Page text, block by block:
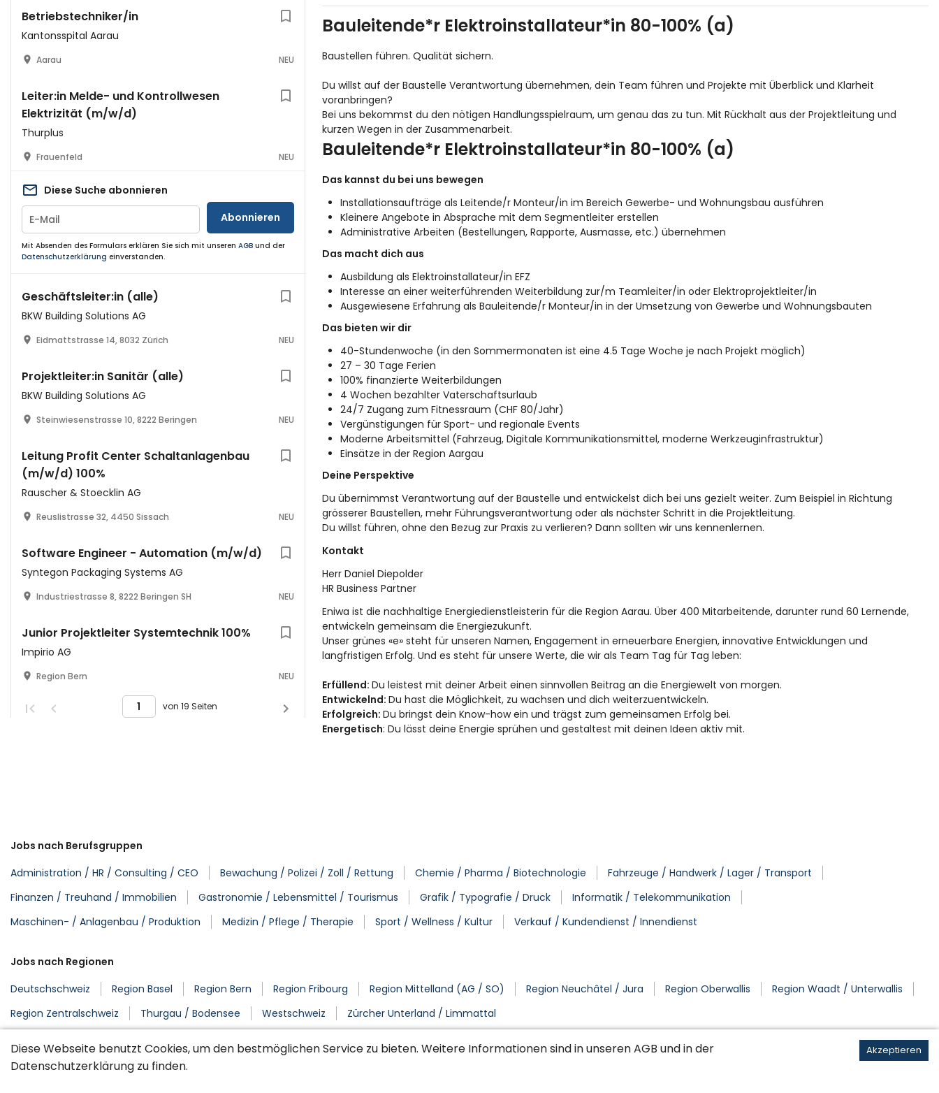
Betriebstechniker/in
Kantonsspital Aarau
Aarau NEU
Leiter:in Melde- und Kontrollwesen
Elektrizität (m/w/d)
Thurplus
Frauenfeld NEU
Diese Suche abonnieren
Abonnieren
Mit Absenden des Formulars erklären Sie sich mit unseren AGB und der
Datenschutzerklärung einverstanden.
Geschäftsleiter:in (alle)
BKW Building Solutions AG
Eidmattstrasse 14, 8032 Zürich NEU
Projektleiter:in Sanitär (alle)
BKW Building Solutions AG
Steinwiesenstrasse 10, 8222 Beringen NEU
Leitung Profit Center Schaltanlagenbau
(m/w/d) 100%
Rauscher & Stoecklin AG
Reuslistrasse 32, 4450 Sissach NEU
Software Engineer - Automation (m/w/d)
Syntegon Packaging Systems AG
Industriestrasse 8, 8222 Beringen SH NEU
Junior Projektleiter Systemtechnik 100%
Impirio AG
Region Bern NEU
von 19 Seiten
Bauleitende*r Elektroinstallateur*in 80-100% (a)
Baustellen führen. Qualität sichern.
Du willst auf der Baustelle Verantwortung übernehmen, dein Team führen und Projekte mit Überblick und Klarheit
voranbringen?
Bei uns bekommst du den nötigen Handlungsspielraum, um genau das zu tun. Mit Rückhalt aus der Projektleitung und
kurzen Wegen in der Zusammenarbeit.
Bauleitende*r Elektroinstallateur*in 80-100% (a)
Das kannst du bei uns bewegen
Installationsaufträge als Leitende/r Monteur/in im Bereich Gewerbe- und Wohnungsbau ausführen
Kleinere Angebote in Absprache mit dem Segmentleiter erstellen
Administrative Arbeiten (Bestellungen, Rapporte, Ausmasse, etc.) übernehmen
Das macht dich aus
Ausbildung als Elektroinstallateur/in EFZ
Interesse an einer weiterführenden Weiterbildung zur/m Teamleiter/in oder Elektroprojektleiter/in
Ausgewiesene Erfahrung als Bauleitende/r Monteur/in in der Umsetzung von Gewerbe und Wohnungsbauten
Das bieten wir dir
40-Stundenwoche (in den Sommermonaten ist eine 4.5 Tage Woche je nach Projekt möglich)
27 – 30 Tage Ferien
100% finanzierte Weiterbildungen
4 Wochen bezahlter Vaterschaftsurlaub
24/7 Zugang zum Fitnessraum (CHF 80/Jahr)
Vergünstigungen für Sport- und regionale Events
Moderne Arbeitsmittel (Fahrzeug, Digitale Kommunikationsmittel, moderne Werkzeuginfrastruktur)
Einsätze in der Region Aargau
Deine Perspektive
Du übernimmst Verantwortung auf der Baustelle und entwickelst dich bei uns gezielt weiter. Zum Beispiel in Richtung
grösserer Baustellen, mehr Führungsverantwortung oder als nächster Schritt in die Projektleitung.
Du willst führen, ohne den Bezug zur Praxis zu verlieren? Dann sollten wir uns kennenlernen.
Kontakt
Herr Daniel Diepolder
HR Business Partner
Eniwa ist die nachhaltige Energiedienstleisterin für die Region Aarau. Über 400 Mitarbeitende, darunter rund 60 Lernende,
entwickeln gemeinsam die Energiezukunft.
Unser grünes «e» steht für unseren Namen, Engagement in erneuerbare Energien, innovative Entwicklungen und
langfristigen Erfolg. Und es steht für unsere Werte, die wir als Team Tag für Tag leben:
Erfüllend: Du leistest mit deiner Arbeit einen sinnvollen Beitrag an die Energiewelt von morgen.
Entwickelnd: Du hast die Möglichkeit, zu wachsen und dich weiterzuentwickeln.
Erfolgreich: Du bringst dein Know-how ein und trägst zum gemeinsamen Erfolg bei.
Energetisch: Du lässt deine Energie sprühen und gestaltest mit deinen Ideen aktiv mit.
Jobs nach Berufsgruppen
Administration / HR / Consulting / CEO
Bewachung / Polizei / Zoll / Rettung Chemie / Pharma / Biotechnologie
Fahrzeuge / Handwerk / Lager / Transport
Finanzen / Treuhand / Immobilien
Gastronomie / Lebensmittel / Tourismus Grafik / Typografie / Druck
Informatik / Telekommunikation
Maschinen- / Anlagenbau / Produktion
Medizin / Pflege / Therapie Sport / Wellness / Kultur Verkauf / Kundendienst / Innendienst
Jobs nach Regionen
Deutschschweiz
Region Basel Region Bern Region Fribourg Region Mittelland (AG / SO) Region Neuchâtel / Jura Region Oberwallis
Region Waadt / Unterwallis
Region Zentralschweiz
Thurgau / Bodensee Westschweiz Zürcher Unterland / Limmattal
Diese Webseite benutzt Cookies, um den bestmöglichen Service zu bieten. Weitere Informationen sind in unserenAGB und in der
Datenschutzerklärung zu finden.
Akzeptieren